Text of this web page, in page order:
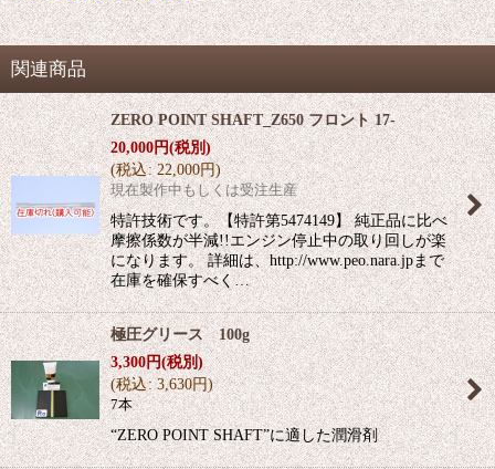
関連商品
ZERO POINT SHAFT_Z650 フロント 17-
20,000円(税別)
(税込: 22,000円)
現在製作中もしくは受注生産
特許技術です。【特許第5474149】 純正品に比べ
摩擦係数が半減!!エンジン停止中の取り回しが楽
になります。 詳細は、http://www.peo.nara.jpまで
在庫を確保すべく…
極圧グリース 100g
3,300円(税別)
(税込: 3,630円)
7本
“ZERO POINT SHAFT”に適した潤滑剤